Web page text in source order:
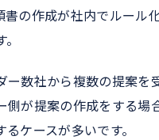
の作成が社内でルール
数社から複数の提案を
が提案の作成をする場
ケースが多いです。